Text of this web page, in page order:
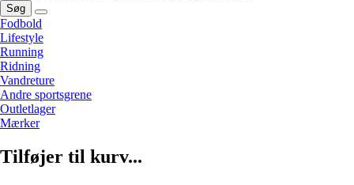
Søg
Fodbold
Lifestyle
Running
Ridning
Vandreture
Andre sportsgrene
Outletlager
Mærker
Tilføjer til kurv...